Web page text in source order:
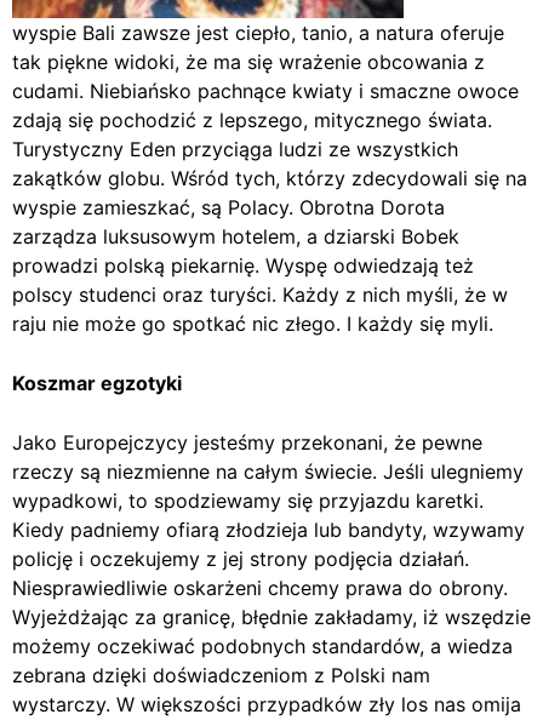
wyspie Bali zawsze jest ciepło, tanio, a natura oferuje
tak piękne widoki, że ma się wrażenie obcowania z
cudami. Niebiańsko pachnące kwiaty i smaczne owoce
zdają się pochodzić z lepszego, mitycznego świata.
Turystyczny Eden przyciąga ludzi ze wszystkich
zakątków globu. Wśród tych, którzy zdecydowali się na
wyspie zamieszkać, są Polacy. Obrotna Dorota
zarządza luksusowym hotelem, a dziarski Bobek
prowadzi polską piekarnię. Wyspę odwiedzają też
polscy studenci oraz turyści. Każdy z nich myśli, że w
raju nie może go spotkać nic złego. I każdy się myli.
Koszmar egzotyki
Jako Europejczycy jesteśmy przekonani, że pewne
rzeczy są niezmienne na całym świecie. Jeśli ulegniemy
wypadkowi, to spodziewamy się przyjazdu karetki.
Kiedy padniemy ofiarą złodzieja lub bandyty, wzywamy
policję i oczekujemy z jej strony podjęcia działań.
Niesprawiedliwie oskarżeni chcemy prawa do obrony.
Wyjeżdżając za granicę, błędnie zakładamy, iż wszędzie
możemy oczekiwać podobnych standardów, a wiedza
zebrana dzięki doświadczeniom z Polski nam
wystarczy. W większości przypadków zły los nas omija